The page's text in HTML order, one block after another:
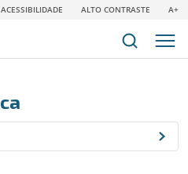
ACESSIBILIDADE ALTO CONTRASTE A+